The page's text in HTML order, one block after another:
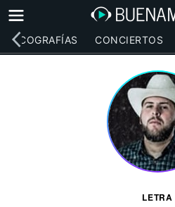
DISCOGRAFÍAS CONCIERTOS
LETRA